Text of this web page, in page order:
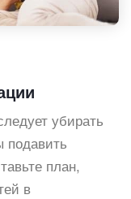
убирать
подавить
план,
в